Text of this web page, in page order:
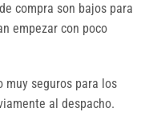
compra son bajos para
empezar con poco
muy seguros para los
al despacho.